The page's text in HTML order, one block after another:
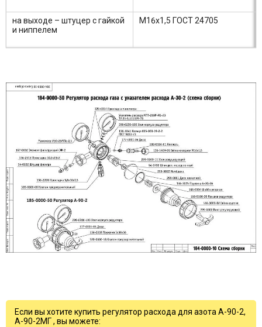
на выходе – штуцер с гайкой
и ниппелем
М16х1,5 ГОСТ 24705
Если вы хотите купить регулятор расхода для азота А-90-2,
А-90-2МГ , вы можете: